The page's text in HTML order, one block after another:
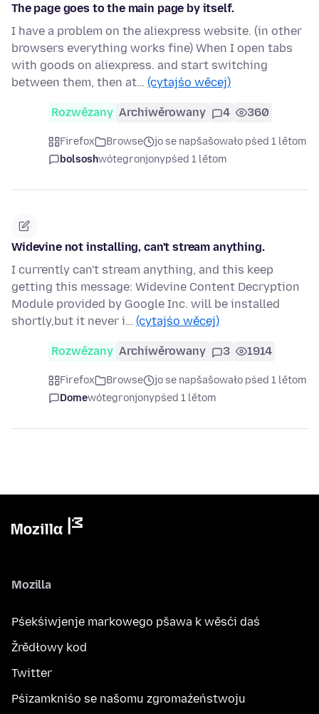
The page goes to the main page by itself.
I have a problem on the aliexpress website. (in other
browsers everything works fine) When I open tabs
with goods on aliexpress. and start switching
between them, then at… (cytajśo wěcej)
Rozwězany Archiwěrowany 4 360
Firefox Browse
jo se napšašowało pśed 1 lětom
bolsoshwótegronjonypśed 1 lětom
Widevine not installing, can't stream anything.
I currently can't stream anything, and this keep
getting this message: Widevine Content Decryption
Module provided by Google Inc. will be installed
shortly,but it never i… (cytajśo wěcej)
Rozwězany Archiwěrowany 3 1914
Firefox Browse
jo se napšašowało pśed 1 lětom
Domewótegronjonypśed 1 lětom
Mozilla
Pśekśiwjenje markowego pšawa k wěsći daś
Žrědłowy kod
Twitter
Pśizamkniśo se našomu zgromaźeństwoju